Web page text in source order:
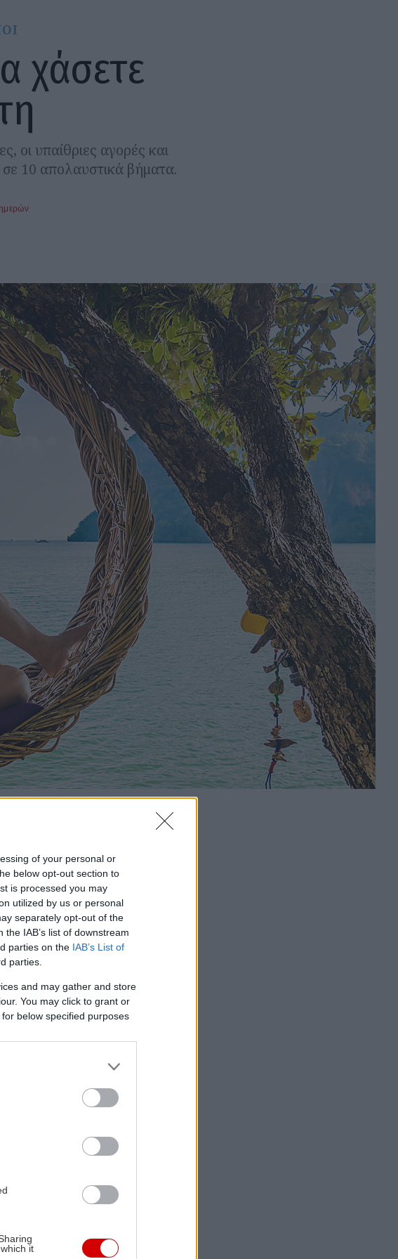
of your personal or
below opt-out section to
is processed you may
utilized by us or personal
separately opt-out of the
IAB’s list of downstream
parties on the IAB’s List of
parties.
and may gather and store
You may click to grant or
below specified purposes
it
χάσετε
οι υπαίθριες αγορές και
σε 10 απολαυστικά βήματα.